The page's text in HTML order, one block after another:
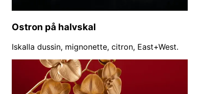
Ostron på halvskal
Iskalla dussin, mignonette, citron, East+West.